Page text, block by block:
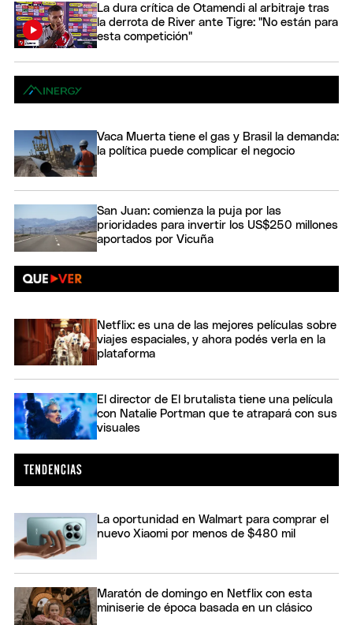
La dura crítica de Otamendi al arbitraje tras
la derrota de River ante Tigre: "No están para
esta competición"
Vaca Muerta tiene el gas y Brasil la demanda:
la política puede complicar el negocio
San Juan: comienza la puja por las
prioridades para invertir los US$250 millones
aportados por Vicuña
Netflix: es una de las mejores películas sobre
viajes espaciales, y ahora podés verla en la
plataforma
El director de El brutalista tiene una película
con Natalie Portman que te atrapará con sus
visuales
La oportunidad en Walmart para comprar el
nuevo Xiaomi por menos de $480 mil
Maratón de domingo en Netflix con esta
miniserie de época basada en un clásico